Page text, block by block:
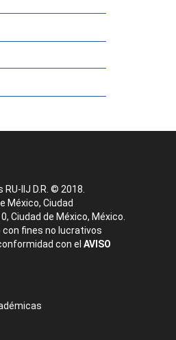
IIJ D.R. © 2018.
México, Ciudad
Ciudad de México, México.
fines no lucrativos
con el AVISO